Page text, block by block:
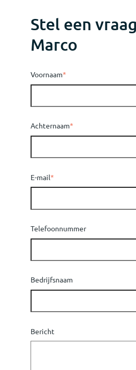
Stel een
Marco
Voornaam*
Achternaam*
E-mail*
Telefoonnummer
Bedrijfsnaam
Bericht